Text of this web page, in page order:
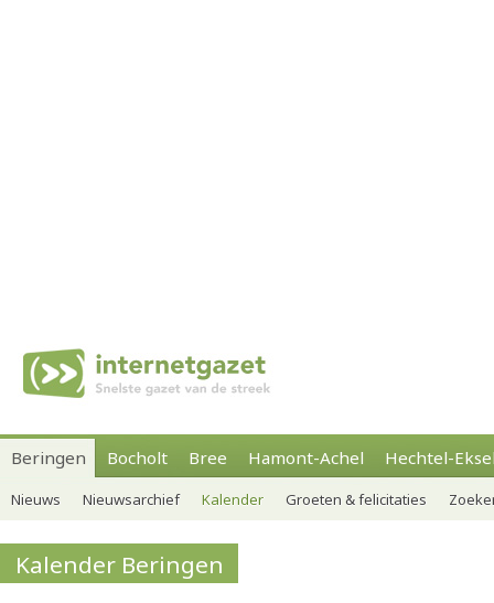
Beringen Bocholt Bree Hamont-Achel Hechtel-
Nieuws Nieuwsarchief Kalender Groeten & felicitaties
Kalender Beringen